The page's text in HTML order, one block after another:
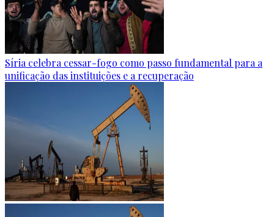
Síria celebra cessar-fogo como passo fundamental para a
unificação das instituições e a recuperação